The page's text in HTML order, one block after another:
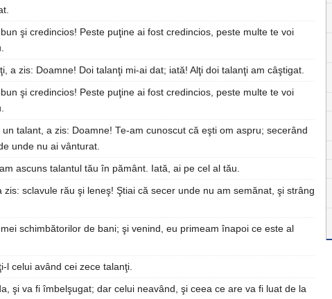
şi credincios! Peste puţine ai fost credincios, peste multe te voi
a zis: Doamne! Doi talanţi mi-ai dat; iată! Alţi doi talanţi am câştigat.
şi credincios! Peste puţine ai fost credincios, peste multe te voi
talant, a zis: Doamne! Te-am cunoscut că eşti om aspru; secerând
unde nu ai vânturat.
ascuns talantul tău în pământ. Iată, ai pe cel al tău.
zis: sclavule rău şi leneş! Ştiai că secer unde nu am semănat, şi strâng
schimbătorilor de bani; şi venind, eu primeam înapoi ce este al
l celui având cei zece talanţi.
şi va fi îmbelşugat; dar celui neavând, şi ceea ce are va fi luat de la